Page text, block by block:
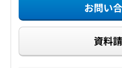
お問い
資料